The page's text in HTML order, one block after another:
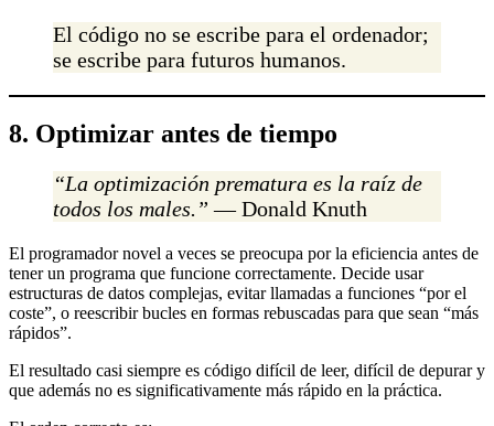
El código no se escribe para el ordenador;
se escribe para futuros humanos.
8. Optimizar antes de tiempo
“La optimización prematura es la raíz de
todos los males.” — Donald Knuth
El programador novel a veces se preocupa por la eficiencia antes de
tener un programa que funcione correctamente. Decide usar
estructuras de datos complejas, evitar llamadas a funciones “por el
coste”, o reescribir bucles en formas rebuscadas para que sean “más
rápidos”.
El resultado casi siempre es código difícil de leer, difícil de depurar y
que además no es significativamente más rápido en la práctica.